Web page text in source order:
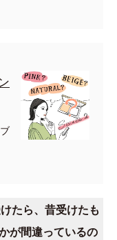
たら、昔受けたも
が間違っているの